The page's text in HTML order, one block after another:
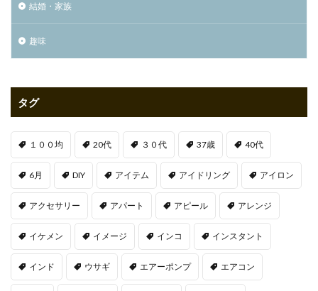
結婚・家族
趣味
タグ
１００均 20代 ３０代 37歳 40代
6月 DIY アイテム アイドリング アイロン
アクセサリー アパート アピール アレンジ
イケメン イメージ インコ インスタント
インド ウサギ エアーポンプ エアコン